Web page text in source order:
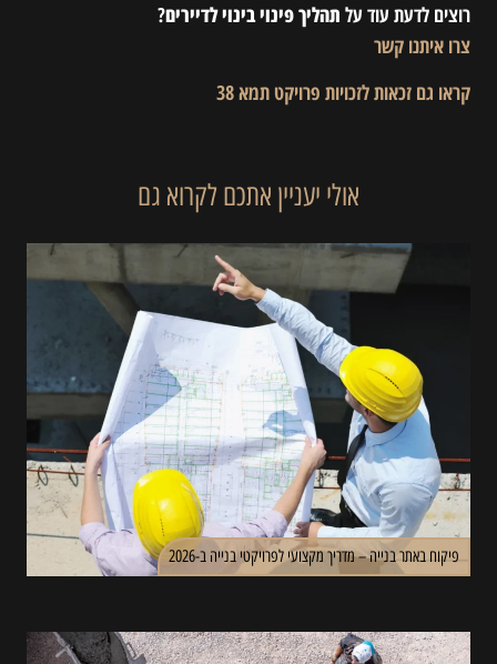
רוצים לדעת עוד על תהליך פינוי בינוי לדיירים?
צרו איתנו קשר
קראו גם זכאות לזכויות פרויקט תמא 38
אולי יעניין אתכם לקרוא גם
פיקוח באתר בנייה – מדריך מקצועי לפרויקטי בנייה ב-2026